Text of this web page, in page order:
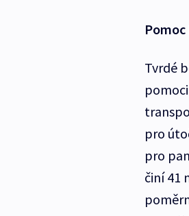
Tvrdé
pro
pro
činí 41